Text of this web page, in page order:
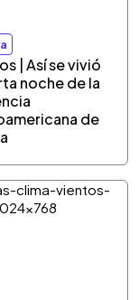
| Así se vivió
noche de la
de